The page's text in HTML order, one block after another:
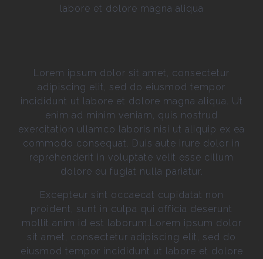
labore et dolore magna aliqua
Lorem ipsum dolor sit amet, consectetur
adipiscing elit, sed do eiusmod tempor
incididunt ut labore et dolore magna aliqua. Ut
enim ad minim veniam, quis nostrud
exercitation ullamco laboris nisi ut aliquip ex ea
commodo consequat. Duis aute irure dolor in
reprehenderit in voluptate velit esse cillum
dolore eu fugiat nulla pariatur.
Excepteur sint occaecat cupidatat non
proident, sunt in culpa qui officia deserunt
mollit anim id est laborum.Lorem ipsum dolor
sit amet, consectetur adipiscing elit, sed do
eiusmod tempor incididunt ut labore et dolore